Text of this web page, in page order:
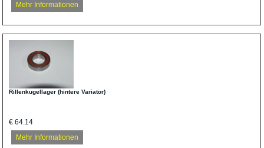
Mehr Informationen
Rillenkugellager (hintere Variator)
€ 64.14
Mehr Informationen